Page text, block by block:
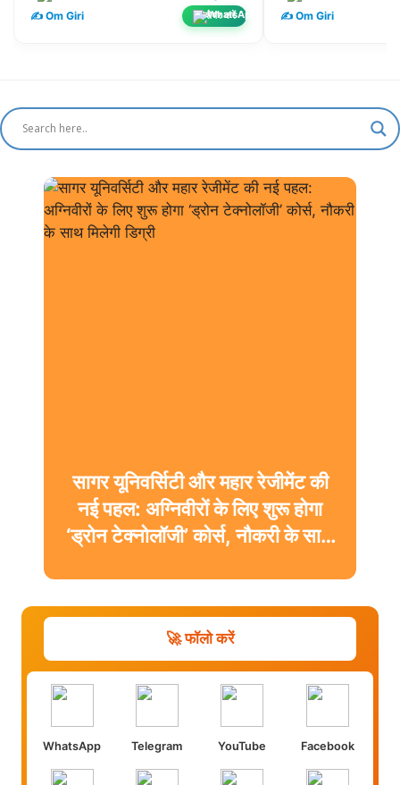
✍️ Om Giri शेयर करें ✍️ Om Giri
सागर यूनिवर्सिटी और महार रेजीमेंट की
नई पहल: अग्निवीरों के लिए शुरू होगा
‘ड्रोन टेक्नोलॉजी’ कोर्स, नौकरी के साथ
🚀 फॉलो करें
WhatsApp Telegram YouTube Facebook